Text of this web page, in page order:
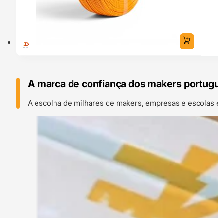
A marca de confiança dos makers
A escolha de milhares de makers, empresas e escolas